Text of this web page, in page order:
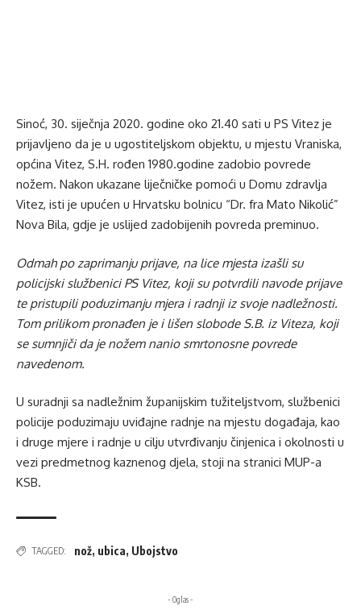
Sinoć, 30. siječnja 2020. godine oko 21.40 sati u PS Vitez je
prijavljeno da je u ugostiteljskom objektu, u mjestu Vraniska,
općina Vitez, S.H. rođen 1980.godine zadobio povrede
nožem. Nakon ukazane liječničke pomoći u Domu zdravlja
Vitez, isti je upućen u Hrvatsku bolnicu “Dr. fra Mato Nikolić”
Nova Bila, gdje je uslijed zadobijenih povreda preminuo.
Odmah po zaprimanju prijave, na lice mjesta izašli su
policijski službenici PS Vitez, koji su potvrdili navode prijave
te pristupili poduzimanju mjera i radnji iz svoje nadležnosti.
Tom prilikom pronađen je i lišen slobode S.B. iz Viteza, koji
se sumnjiči da je nožem nanio smrtonosne povrede
navedenom.
U suradnji sa nadležnim županijskim tužiteljstvom, službenici
policije poduzimaju uviđajne radnje na mjestu događaja, kao
i druge mjere i radnje u cilju utvrđivanju činjenica i okolnosti u
vezi predmetnog kaznenog djela, stoji na stranici MUP-a
KSB.
TAGGED: nož, ubica, Ubojstvo
- Oglas -